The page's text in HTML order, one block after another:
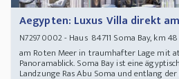
Aegypten: Luxus Villa direkt
N72970002- Haus 84711 Soma Bay, km
am Roten Meer in traumhafter Lage mit
Panoramablick. Soma Bay ist eine
Landzunge Ras Abu Soma und entlang